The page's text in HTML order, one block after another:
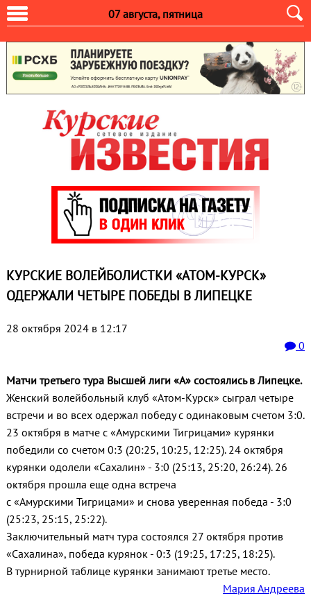
07 августа, пятница
КУРСКИЕ ВОЛЕЙБОЛИСТКИ «АТОМ-КУРСК»
ОДЕРЖАЛИ ЧЕТЫРЕ ПОБЕДЫ В ЛИПЕЦКЕ
28 октября 2024 в 12:17
0
Матчи третьего тура Высшей лиги «А» состоялись в Липецке.
Женский волейбольный клуб «Атом-Курск» сыграл четыре
встречи и во всех одержал победу с одинаковым счетом 3:0.
23 октября в матче с «Амурскими Тигрицами» курянки
победили со счетом 0:3 (20:25, 10:25, 12:25). 24 октября
курянки одолели «Сахалин» - 3:0 (25:13, 25:20, 26:24). 26
октября прошла еще одна встреча
с «Амурскими Тигрицами» и снова уверенная победа - 3:0
(25:23, 25:15, 25:22).
Заключительный матч тура состоялся 27 октября против
«Сахалина», победа курянок - 0:3 (19:25, 17:25, 18:25).
В турнирной таблице курянки занимают третье место.
Мария Андреева